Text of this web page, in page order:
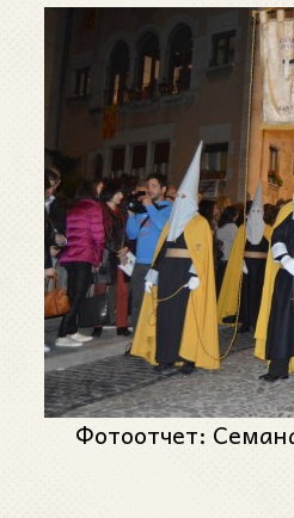
Фотоотчет: